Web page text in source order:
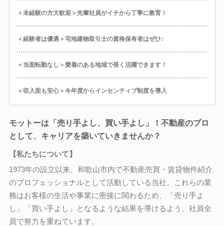
＜未経験の方大歓迎＞先輩社員がイチから丁寧に教育！
＜経験者は優遇＞宅地建物取引士の資格保有者はぜひ♪
＜当面転勤なし＞愛着のある地域で長く活躍できます！
＜収入面も安心＞今年度からインセンティブ制度を導入
モットーは「売り手よし、買い手よし」！不動産のプロ
として、キャリアを築いていきませんか？
【私たちについて】
1973年の設立以来、和歌山市内で不動産売買・賃貸物件紹介
のプロフェッショナルとして活動している当社。これらの業
務はお客様の生活や事業に密接に関わるため、「売り手よ
し」「買い手よし」となるような結果を導けるよう、社員全
員で努力を重ねています。